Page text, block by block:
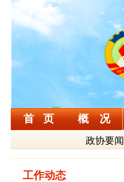
首 页 概 况
政协要闻
工作动态